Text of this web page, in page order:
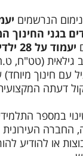
הנרשמים
יעמוד על 28 ילדים.
גילאית (טט"ח,
עם חינוך
דעתה
במספר
החברה
או להודיע